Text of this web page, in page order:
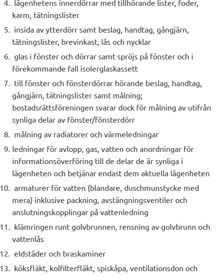
lägenhetens innerdörrar med tillhörande lister, foder,
karm, tätningslister
insida av ytterdörr samt beslag, handtag, gångjärn,
tätningslister, brevinkast, lås och nycklar
glas i fönster och dörrar samt spröjs på fönster och i
förekommande fall isolerglaskassett
till fönster och fönsterdörrar hörande beslag, handtag,
gångjärn, tätningslister samt målning;
bostadsrättsföreningen svarar dock för målning av utifrån
synliga delar av fönster/fönsterdörr
målning av radiatorer och värmeledningar
ledningar för avlopp, gas, vatten och anordningar för
informationsöverföring till de delar de är synliga i
lägenheten och betjänar endast dem aktuella lägenheten
armaturer för vatten (blandare, duschmunstycke med
mera) inklusive packning, avstängningsventiler och
anslutningskopplingar på vattenledning
klämringen runt golvbrunnen, rensning av golvbrunn och
vattenlås
eldstäder och braskaminer
köksfläkt, kolfilterfläkt, spiskåpa, ventilationsdon och